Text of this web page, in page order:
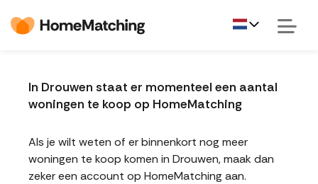
In Drouwen staat er momenteel een aantal
woningen te koop op HomeMatching
Als je wilt weten of er binnenkort nog meer
woningen te koop komen in Drouwen, maak dan
zeker een account op HomeMatching aan.